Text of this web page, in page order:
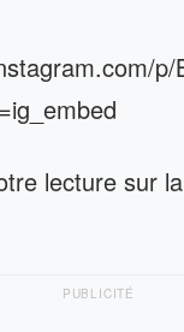
p/
lecture sur
PUBLICITÉ